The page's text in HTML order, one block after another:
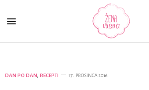
DAN PO DAN, RECEPTI 17. PROSINCA 2016.